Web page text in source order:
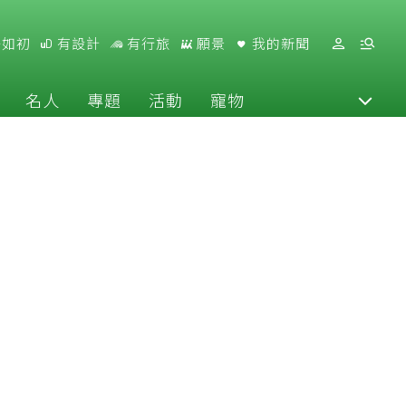
初 有設計 有行旅 願景 我的新聞
名人 專題 活動 寵物